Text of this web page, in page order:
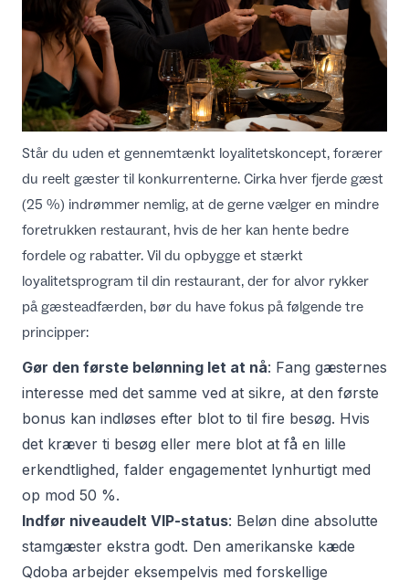
Står du uden et gennemtænkt loyalitetskoncept, forærer
du reelt gæster til konkurrenterne. Cirka hver fjerde gæst
(25 %) indrømmer nemlig, at de gerne vælger en mindre
foretrukken restaurant, hvis de her kan hente bedre
fordele og rabatter. Vil du opbygge et stærkt
loyalitetsprogram til din restaurant, der for alvor rykker
på gæsteadfærden, bør du have fokus på følgende tre
principper:
Gør den første belønning let at nå: Fang gæsternes
interesse med det samme ved at sikre, at den første
bonus kan indløses efter blot to til fire besøg. Hvis
det kræver ti besøg eller mere blot at få en lille
erkendtlighed, falder engagementet lynhurtigt med
op mod 50 %.
Indfør niveaudelt VIP-status: Beløn dine absolutte
stamgæster ekstra godt. Den amerikanske kæde
Qdoba arbejder eksempelvis med forskellige